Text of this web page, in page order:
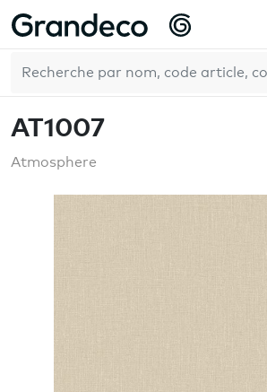
Accueil GrandecoBoutique
AT1007
Atmosphere